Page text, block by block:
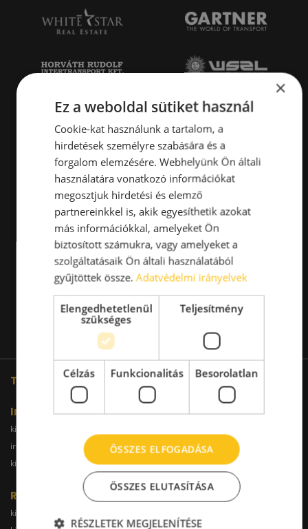
További oldalaink
Iroda
kiadoiroda.info
irodakiadobudapest.hu
kiadoirodabudaors.hu
kiadoirodagyor.hu
Raktár
kiadoraktarbudapest.hu
×
Ez a weboldal sütiket használ
Cookie-kat használunk a tartalom, a
hirdetések személyre szabására és a
forgalom elemzésére. Webhelyünk Ön általi
használatára vonatkozó információkat
megosztjuk hirdetési és elemző
partnereinkkel is, akik egyesíthetik azokat
más információkkal, amelyeket Ön
biztosított számukra, vagy amelyeket a
szolgáltatásaik Ön általi használatából
gyűjtöttek össze.Adatvédelmi irányelvek
Elengedhetetlenül
szükséges
Teljesítmény
Célzás Funkcionalitás Besorolatlan
ÖSSZES ELFOGADÁSA
ÖSSZES ELUTASÍTÁSA
RÉSZLETEK MEGJELENÍTÉSE